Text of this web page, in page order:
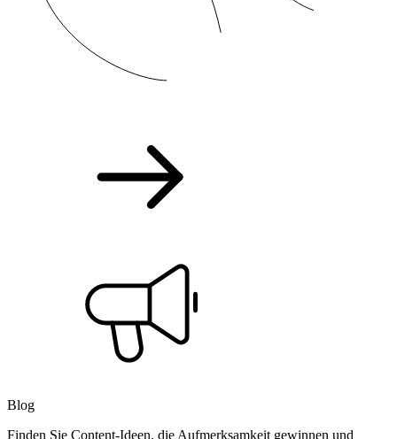
Blog
Finden Sie Content-Ideen, die Aufmerksamkeit gewinnen und